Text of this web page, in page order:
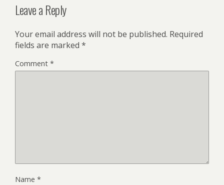
Leave a Reply
Your email address will not be published. Required
fields are marked *
Comment *
Name *